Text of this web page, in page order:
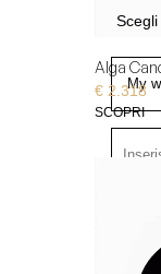
Alga
€ 2.318
SCOPRI